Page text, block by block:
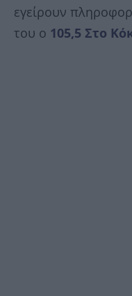
εγείρουν
του ο 105,5 Στο